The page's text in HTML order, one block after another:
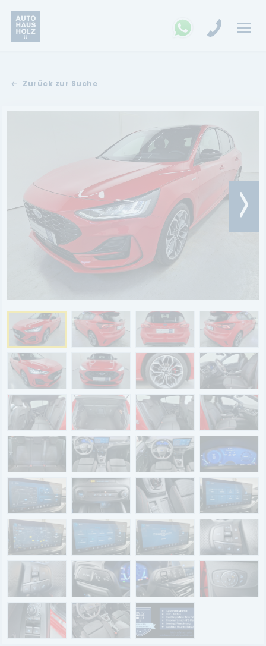
Land Rover
Renault
Dacia
SERVICE
Aktionsfahrzeuge
AutoAbo
Gewerbekunden
Probefahrt
Mietwagen
Ankauf
WERKSTATTTERMIN
Teile & Zubehör
Renault Service
Dacia Service
UNTERNEHMEN
Standort Landau
Zurück zur Suche